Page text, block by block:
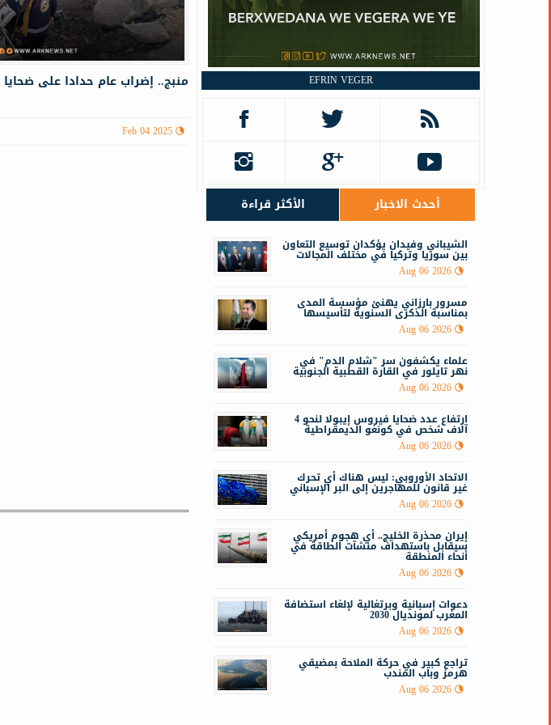
منبج.. إضراب عام حدادا على ضحايا
Feb 04 2025
EFRIN VEGER
أحدث الاخبار الأكثر قراءة
الشيباني وفيدان يؤكدان توسيع التعاون
بين سوريا وتركيا في مختلف المجالات
Aug 06 2026
مسرور بارزاني يهنئ مؤسسة المدى
بمناسبة الذكرى السنوية لتأسيسها
Aug 06 2026
علماء يكشفون سر "شلام الدم" في
نهر تايلور في القارة القطبية الجنوبية
Aug 06 2026
ارتفاع عدد ضحايا فيروس إيبولا لنحو 4
آلاف شخص في كونغو الديمقراطية
Aug 06 2026
الاتحاد الأوروبي: ليس هناك أي تحرك
غير قانون للمهاجرين إلى البر الإسباني
Aug 06 2026
إيران محذرة الخليج.. أي هجوم أمريكي
سيقابل باستهداف منشآت الطاقة في
أنحاء المنطقة
Aug 06 2026
دعوات إسبانية وبرتغالية لإلغاء استضافة
المغرب لمونديال 2030
Aug 06 2026
تراجع كبير في حركة الملاحة بمضيقي
هرمز وباب المندب
Aug 06 2026